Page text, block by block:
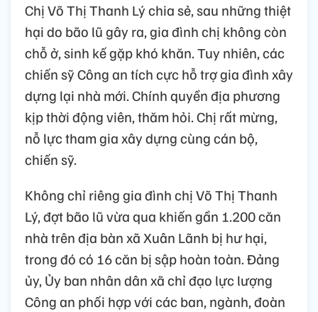
Chị Võ Thị Thanh Lý chia sẻ, sau những thiệt
hại do bão lũ gây ra, gia đình chị không còn
chỗ ở, sinh kế gặp khó khăn. Tuy nhiên, các
chiến sỹ Công an tích cực hỗ trợ gia đình xây
dựng lại nhà mới. Chính quyền địa phương
kịp thời động viên, thăm hỏi. Chị rất mừng,
nỗ lực tham gia xây dựng cùng cán bộ,
chiến sỹ.
Không chỉ riêng gia đình chị Võ Thị Thanh
Lý, đợt bão lũ vừa qua khiến gần 1.200 căn
nhà trên địa bàn xã Xuân Lãnh bị hư hại,
trong đó có 16 căn bị sập hoàn toàn. Đảng
ủy, Ủy ban nhân dân xã chỉ đạo lực lượng
Công an phối hợp với các ban, ngành, đoàn